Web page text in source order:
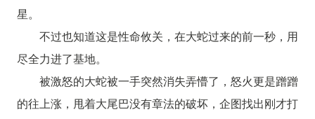
星。
不过也知道这是性命攸关，在大蛇过来的前一秒，用
尽全力进了基地。
被激怒的大蛇被一手突然消失弄懵了，怒火更是蹭蹭
的往上涨，甩着大尾巴没有章法的破坏，企图找出刚才打